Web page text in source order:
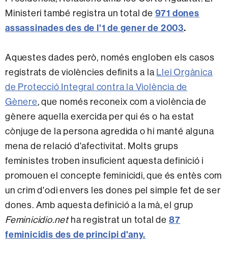
Ministeri també registra un total de 971 dones
assassinades des de l'1 de gener de 2003.
Aquestes dades però, només engloben els casos
registrats de violències definits a la Llei Orgànica
de Protecció Integral contra la Violència de
Gènere, que només reconeix com a violència de
gènere aquella exercida per qui és o ha estat
cònjuge de la persona agredida o hi manté alguna
mena de relació d'afectivitat. Molts grups
feministes troben insuficient aquesta definició i
promouen el concepte feminicidi, que és entès com
un crim d'odi envers les dones pel simple fet de ser
dones. Amb aquesta definició a la mà, el grup
Feminicidio.netha registrat un total de 87
feminicidis des de principi d'any.